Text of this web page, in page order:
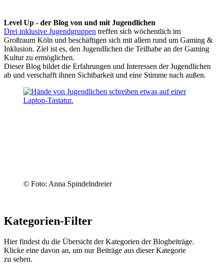
Level Up - der Blog von und mit Jugendlichen
Drei inklusive Jugendgruppen treffen sich wöchentlich im
Großraum Köln und beschäftigen sich mit allem rund um Gaming &
Inklusion. Ziel ist es, den Jugendlichen die Teilhabe an der Gaming
Kultur zu ermöglichen.
Dieser Blog bildet die Erfahrungen und Interessen der Jugendlichen
ab und verschafft ihnen Sichtbarkeit und eine Stimme nach außen.
© Foto: Anna Spindelndreier
Kategorien-Filter
Hier findest du die Übersicht der Kategorien der Blogbeiträge.
Klicke eine davon an, um nur Beiträge aus dieser Kategorie
zu sehen.